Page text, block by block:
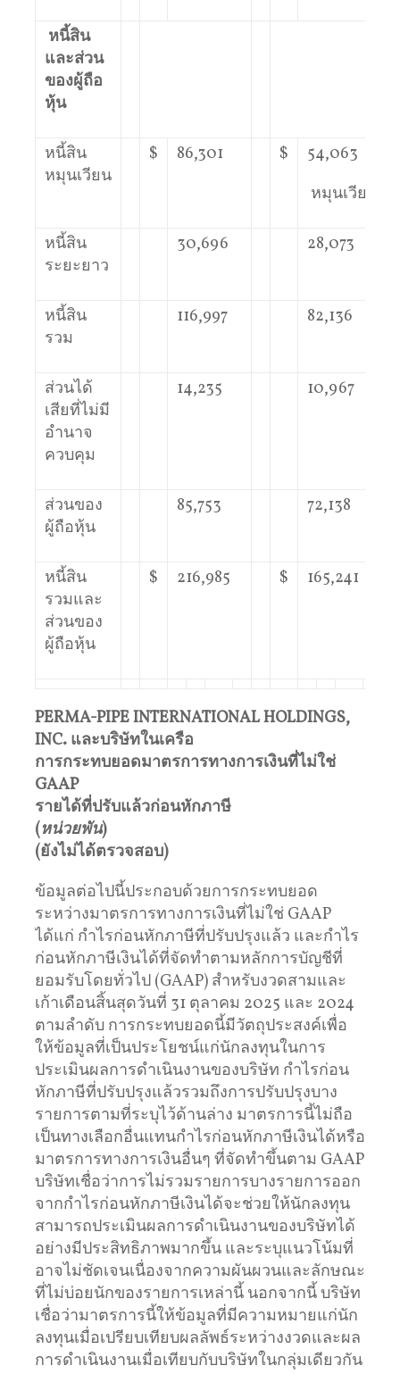
หนี้สิน
และส่วน
ของผู้ถือ
หุ้น
หนี้สิน
หมุนเวียน
$ 86,301 $
54,063
หมุนเวียน
หนี้สิน
ระยะยาว
30,696 28,073
หนี้สิน
รวม
116,997 82,136
ส่วนได้
เสียที่ไม่มี
อำนาจ
ควบคุม
14,235 10,967
ส่วนของ
ผู้ถือหุ้น
85,753 72,138
หนี้สิน
รวมและ
ส่วนของ
ผู้ถือหุ้น
$ 216,985 $ 165,241
PERMA-PIPE INTERNATIONAL HOLDINGS,
INC. และบริษัทในเครือ
การกระทบยอดมาตรการทางการเงินที่ไม่ใช่
GAAP
รายได้ที่ปรับแล้วก่อนหักภาษี
(หน่วยพัน)
(ยังไม่ได้ตรวจสอบ)
ข้อมูลต่อไปนี้ประกอบด้วยการกระทบยอด
ระหว่างมาตรการทางการเงินที่ไม่ใช่ GAAP
ได้แก่ กำไรก่อนหักภาษีที่ปรับปรุงแล้ว และกำไร
ก่อนหักภาษีเงินได้ที่จัดทำตามหลักการบัญชีที่
ยอมรับโดยทั่วไป (GAAP) สำหรับงวดสามและ
เก้าเดือนสิ้นสุดวันที่ 31 ตุลาคม 2025 และ 2024
ตามลำดับ การกระทบยอดนี้มีวัตถุประสงค์เพื่อ
ให้ข้อมูลที่เป็นประโยชน์แก่นักลงทุนในการ
ประเมินผลการดำเนินงานของบริษัท กำไรก่อน
หักภาษีที่ปรับปรุงแล้วรวมถึงการปรับปรุงบาง
รายการตามที่ระบุไว้ด้านล่าง มาตรการนี้ไม่ถือ
เป็นทางเลือกอื่นแทนกำไรก่อนหักภาษีเงินได้หรือ
มาตรการทางการเงินอื่นๆ ที่จัดทำขึ้นตาม GAAP
บริษัทเชื่อว่าการไม่รวมรายการบางรายการออก
จากกำไรก่อนหักภาษีเงินได้จะช่วยให้นักลงทุน
สามารถประเมินผลการดำเนินงานของบริษัทได้
อย่างมีประสิทธิภาพมากขึ้น และระบุแนวโน้มที่
อาจไม่ชัดเจนเนื่องจากความผันผวนและลักษณะ
ที่ไม่บ่อยนักของรายการเหล่านี้ นอกจากนี้ บริษัท
เชื่อว่ามาตรการนี้ให้ข้อมูลที่มีความหมายแก่นัก
ลงทุนเมื่อเปรียบเทียบผลลัพธ์ระหว่างงวดและผล
การดำเนินงานเมื่อเทียบกับบริษัทในกลุ่มเดียวกัน